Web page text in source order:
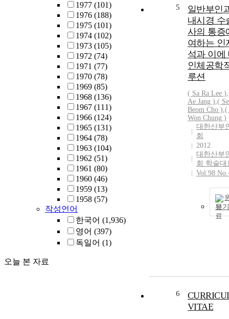
1977 (101)
1976 (188)
1975 (101)
1974 (102)
1973 (105)
1972 (74)
1971 (77)
1970 (78)
1969 (85)
1968 (136)
1967 (111)
1966 (124)
1965 (131)
1964 (78)
1963 (104)
1962 (51)
1961 (80)
1960 (46)
1959 (13)
1958 (57)
작성언어
한국어 (1,936)
영어 (397)
독일어 (1)
오늘 본 자료
5
일반부인
내시경 수
사의 통증
여하는 인
석과 이에
인체공학
루션
( Sa Ra Lee ),
Ae Jang ),(
Beom Cho ),(
Won Chung )
대한산부
회
2012
대한산부
회 학술대
Vol.98
보기
6
VITAE